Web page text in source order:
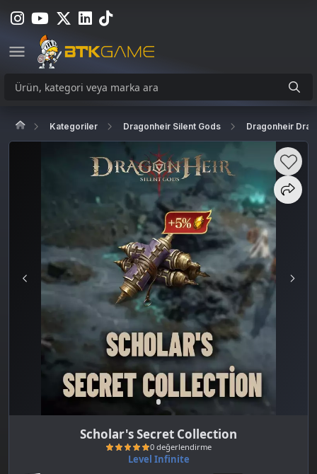
Kategoriler Dragonheir Silent Gods Dragonheir
Scholar's Secret Collection
Level Infinite